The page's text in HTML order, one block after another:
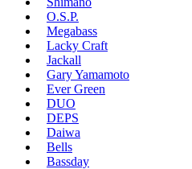
O.S.P.
Megabass
Lacky Craft
Jackall
Gary Yamamoto
Ever Green
DUO
DEPS
Daiwa
Bells
Bassday